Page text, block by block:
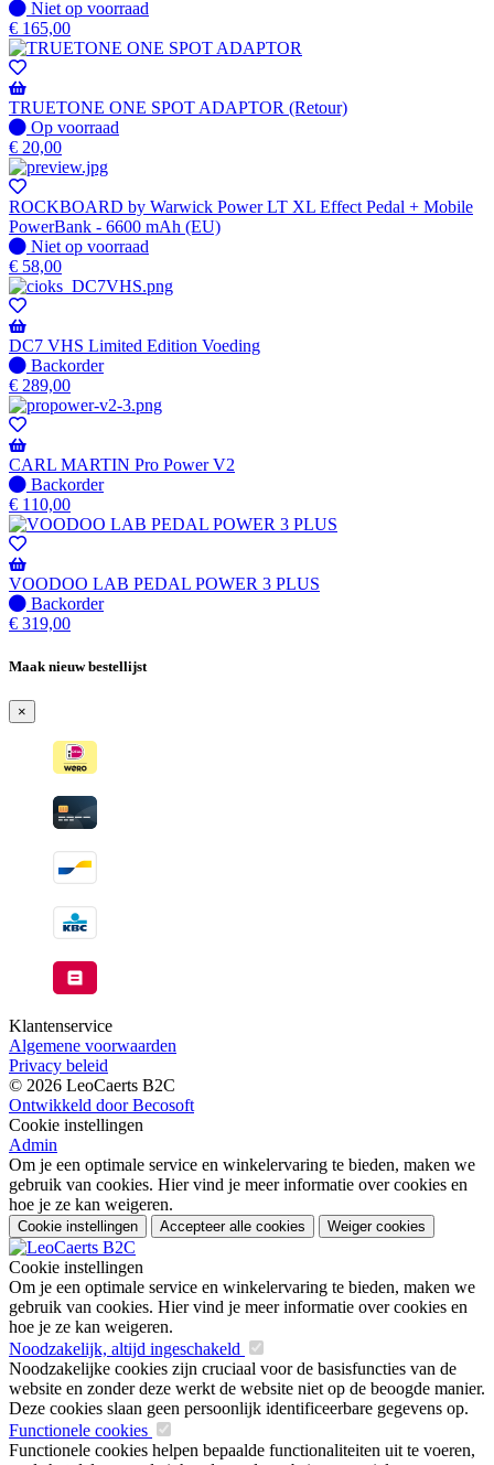
Niet
op
voorraad
Niet op voorraad
€ 165,00
TRUETONE ONE SPOT ADAPTOR (Retour)
Op
voorraad
Op voorraad
€ 20,00
ROCKBOARD by Warwick Power LT XL Effect Pedal + Mobile
PowerBank - 6600 mAh (EU)
Niet
op
voorraad
Niet op voorraad
€ 58,00
DC7 VHS Limited Edition Voeding
Niet
op
voorraad
-
Wordt
verzonden
wanneer
beschikbaar
Backorder
€ 289,00
CARL MARTIN Pro Power V2
Niet
op
voorraad
-
Wordt
verzonden
wanneer
beschikbaar
Backorder
€ 110,00
VOODOO LAB PEDAL POWER 3 PLUS
Niet
op
-
verzonden
wanneer
beschikbaar
Backorder
€ 319,00
Maak nieuw bestellijst
×
Klantenservice
Algemene voorwaarden
Privacy beleid
© 2026 LeoCaerts B2C
Ontwikkeld door Becosoft
Cookie instellingen
Admin
Om je een optimale service en winkelervaring te bieden, maken we
gebruik van cookies. Hier vind je meer informatie over cookies en
hoe je ze kan weigeren.
Cookie instellingen Accepteer alle cookies Weiger cookies
Cookie instellingen
Om je een optimale service en winkelervaring te bieden, maken we
gebruik van cookies. Hier vind je meer informatie over cookies en
hoe je ze kan weigeren.
Noodzakelijk, altijd ingeschakeld
Noodzakelijke cookies zijn cruciaal voor de basisfuncties van de
website en zonder deze werkt de website niet op de beoogde manier.
Deze cookies slaan geen persoonlijk identificeerbare gegevens op.
Functionele cookies
Functionele cookies helpen bepaalde functionaliteiten uit te voeren,